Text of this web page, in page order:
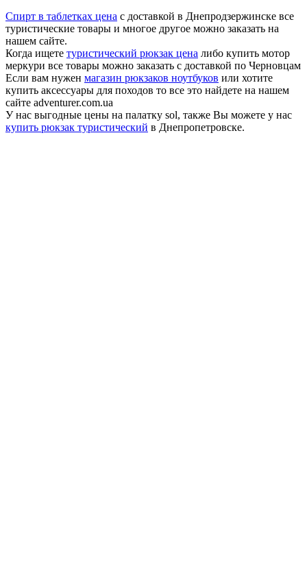
Спирт в таблетках цена с доставкой в Днепродзержинске все
туристические товары и многое другое можно заказать на
нашем сайте.
Когда ищете туристический рюкзак цена либо купить мотор
меркури все товары можно заказать с доставкой по Черновцам
Если вам нужен магазин рюкзаков ноутбуков или хотите
купить аксессуары для походов то все это найдете на нашем
сайте adventurer.com.ua
У нас выгодные цены на палатку sol, также Вы можете у нас
купить рюкзак туристический в Днепропетровске.